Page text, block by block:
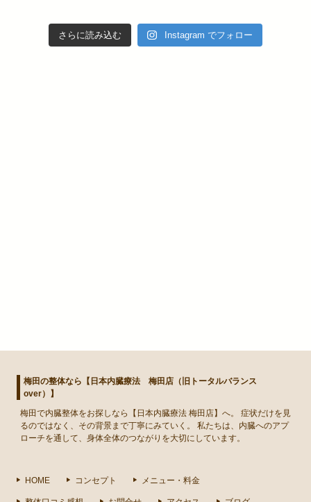
さらに読み込む Instagram でフォロー
梅田の整体なら【日本内臓療法 梅田店（旧トータルバランス
over）】
梅田で内臓整体をお探しなら【日本内臓療法 梅田店】へ。 症状だけを見
るのではなく、その背景まで丁寧にみていく。 私たちは、内臓へのアプ
ローチを通して、身体全体のつながりを大切にしています。
HOME コンセプト メニュー・料金